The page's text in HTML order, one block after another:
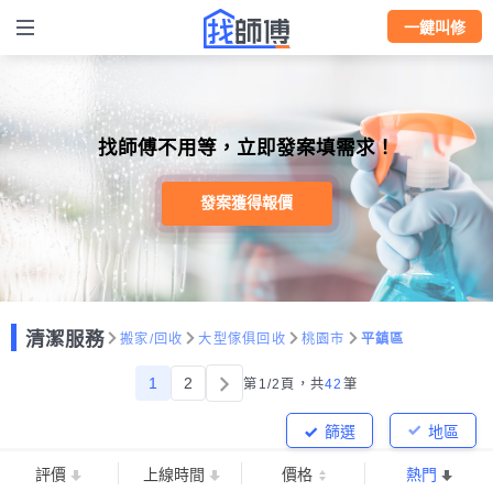
一鍵叫修
找師傅不用等，立即發案填需求！
發案獲得報價
清潔服務 搬家/回收 大型傢俱回收 桃園市 平鎮區
1 2 第1/2頁， 共42 筆
地區
篩選
評價 上線時間 價格 熱門